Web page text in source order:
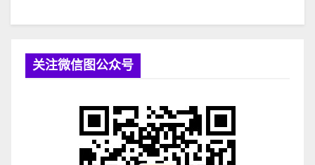
关注微信图公众号